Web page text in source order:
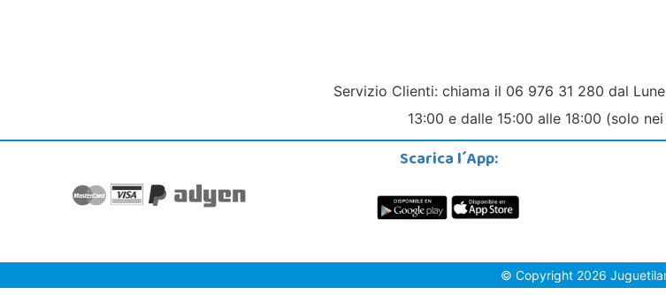
Servizio Clienti: chiama il 06 976 31 280 dal
13:00 e dalle 15:00 alle 18:00 (solo
Scarica l´App:
© Copyright 2026